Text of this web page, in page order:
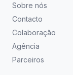
Sobre nós
Contacto
Colaboração
Agência
Parceiros